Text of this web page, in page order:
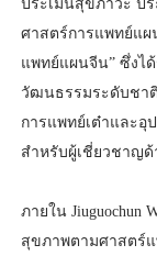
ประเมินสุขภาวะ ป
ศาสตร์การแพทย์แผ
แพทย์แผนจีน” ซึ่งไ
วัฒนธรรมระดับชาติ
การแพทย์เต๋าและอุ
สำหรับผู้เชี่ยวชาญ
ภายใน Jiuguochun
สุขภาพตามศาสตร์